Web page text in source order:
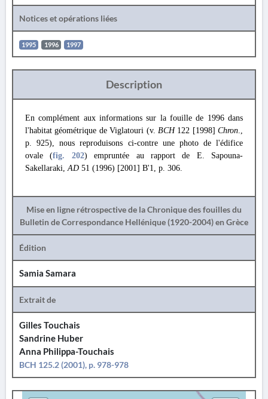
Notices et opérations liées
1995 1996 1997
Description
En complément aux informations sur la fouille de 1996 dans
l'habitat géométrique de Viglatouri (v. BCH122 [1998] Chron.,
p. 925), nous reproduisons ci-contre une photo de l'édifice
ovale (fig. 202) empruntée au rapport de E. Sapouna-
Sakellaraki,AD 51 (1996) [2001] Β'1, p. 306.
Mise en ligne rétrospective de la Chronique des fouilles du
Bulletin de Correspondance Hellénique (1920-2004) en Grèce
Édition
Samia Samara
Extrait de
Gilles Touchais
Sandrine Huber
Anna Philippa-Touchais
BCH 125.2 (2001), p. 978-978